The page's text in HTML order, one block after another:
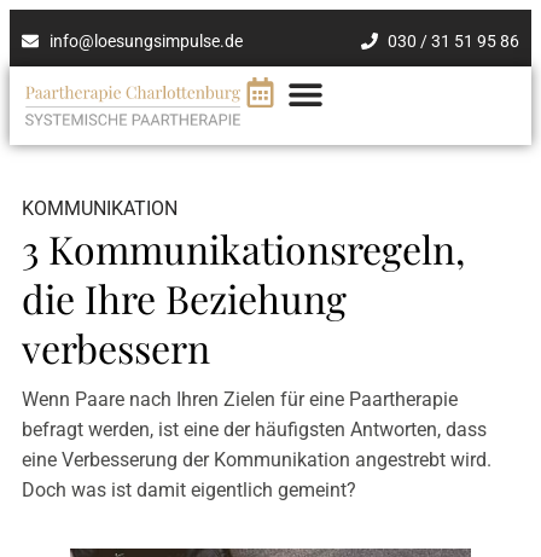
info@loesungsimpulse.de 030 / 31 51 95 86
KOMMUNIKATION
3 Kommunikationsregeln,
die Ihre Beziehung
verbessern
Wenn Paare nach Ihren Zielen für eine Paartherapie
befragt werden, ist eine der häufigsten Antworten, dass
eine Verbesserung der Kommunikation angestrebt wird.
Doch was ist damit eigentlich gemeint?